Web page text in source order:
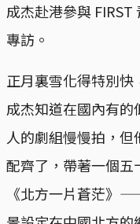
成杰赴港參與
專訪。
正月裏雪化得特別
成杰知道在國內有
人的劇組慢慢拍，
配齊了，帶著一個五
《北方一片蒼茫》